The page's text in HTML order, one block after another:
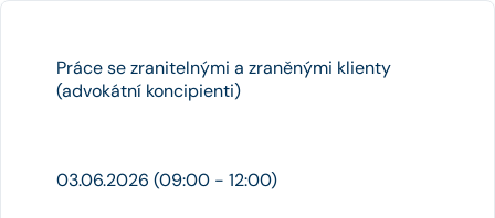
Práce se zranitelnými a zraněnými klienty
(advokátní koncipienti)
03.06.2026 (09:00 - 12:00)